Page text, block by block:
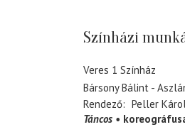
Színházi
Veres 1 Színház
Bársony Bálint -
Rendező
Peller
Táncos